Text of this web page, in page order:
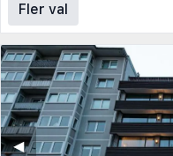
Fler val
◀︎